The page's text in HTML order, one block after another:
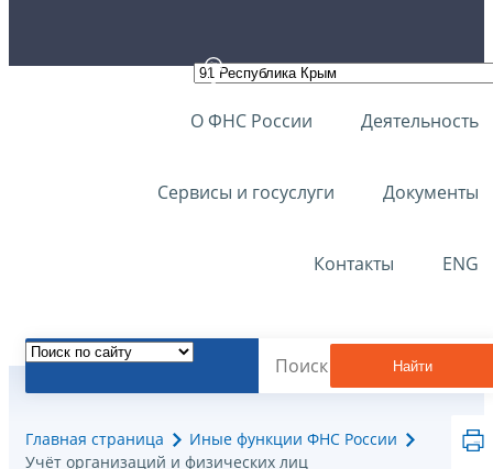
О ФНС России Деятельность
Сервисы и госуслуги Документы
Контакты ENG
Найти
Главная страница
Иные функции ФНС России
Учёт организаций и физических лиц